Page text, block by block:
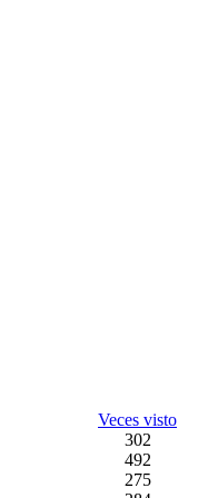
Veces visto
302
492
275